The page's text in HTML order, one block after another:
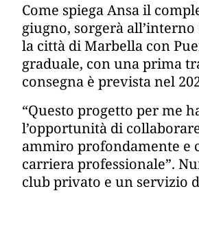
Come spiega Ansa il
giugno, sorgerà
la città di Marbella con
graduale, con una prima
consegna è prevista nel
“Questo progetto per me
l’opportunità di
ammiro profondamente e
carriera professionale”.
club privato e un servizio